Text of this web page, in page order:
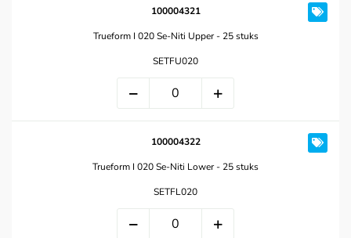
100004321
Trueform I 020 Se-Niti Upper - 25 stuks
SETFU020
100004322
Trueform I 020 Se-Niti Lower - 25 stuks
SETFL020